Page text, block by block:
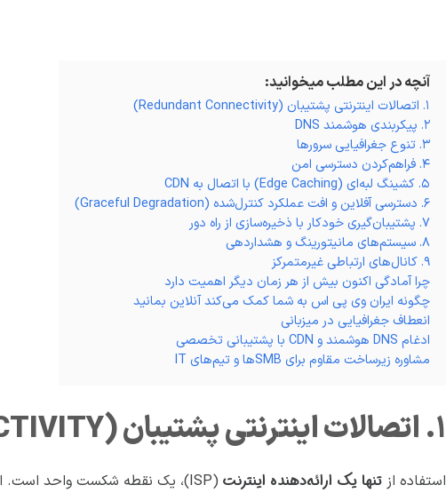
آنچه در این مطلب میخوانید:
۱. اتصالات اینترنتی پشتیبان (Redundant Connectivity)
۲. پیکربندی هوشمند DNS
۳. تنوع جغرافیایی سرورها
۴. فراهم‌کردن دسترسی امن
۵. کشینگ لبه‌ای (Edge Caching) با اتصال به CDN
۶. دسترسی آفلاین و افت عملکرد کنترل‌شده (Graceful Degradation)
۷. پشتیبان‌گیری خودکار با ذخیره‌سازی از راه دور
۸. سیستم‌های مانیتورینگ و هشداردهی
۹. کانال‌های ارتباطی غیرمتمرکز
چرا آمادگی اکنون بیش از هر زمان دیگر اهمیت دارد
چگونه ایران وی پی اس به شما کمک می‌کند آنلاین بمانید
انعطاف جغرافیایی در میزبانی
ادغام DNS هوشمند و CDN با پشتیبانی تخصصی
مشاوره زیرساخت مقاوم برای SMBها و تیم‌های IT
۱. اتصالات اینترنتی پشتیبان (REDUNDANT CONNECTIVITY)
استفاده ازتنها یک ارائه‌دهنده اینترنت (ISP)، یک نقطه شکست واحد است. اقداماتی که باید انجام پذیرد: